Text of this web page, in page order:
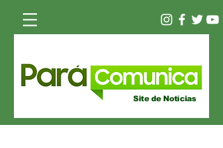
Site de Notícias